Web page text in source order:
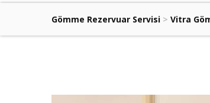
Gömme Rezervuar Servisi > Vitra